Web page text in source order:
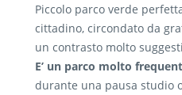
Piccolo parco verde
cittadino, circondato da
un contrasto molto
E’ un parco molto
durante una pausa studio